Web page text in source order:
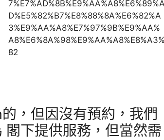
，但因沒有預約，我們
下提供服務，但當然需